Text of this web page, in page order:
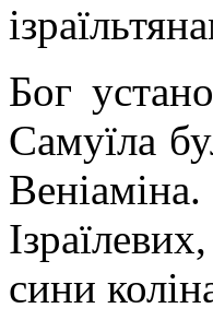
Бог
Самуїла
сини